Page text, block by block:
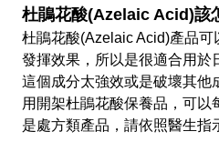
杜鵑花酸(Azelaic Acid)該
杜鵑花酸(Azelaic Acid)產品
發揮效果，所以是很適合用於
這個成分太強效或是破壞其他
用開架杜鵑花酸保養品，可
是處方類產品，請依照醫生指